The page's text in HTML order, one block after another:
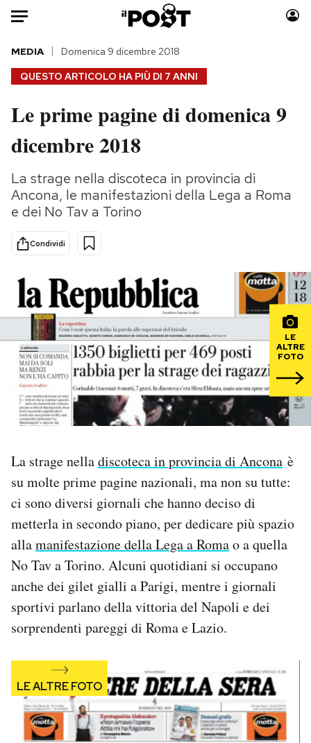
Auto
HOME
Italia
Politica
Tecnologia
Internet
Scienza
Cultura
Economia
Sport
Moda
Storie/Idee
Ok Boomer!
Mondiali calcio 2026
PODCAST
NEWSLETTER
I MIEI PREFERITI
SHOP
CALENDARIO
AREA PERSONALE
Area Personale
Newsletter
Notifiche mobile
Hai bisogno di aiuto?
Esci
QUESTO ARTICOLO HA PIÙ DI 7 ANNI
MEDIA Domenica 9 dicembre 2018
Le prime pagine di domenica 9
dicembre 2018
La strage nella discoteca in provincia di
Ancona, le manifestazioni della Lega a Roma
e dei No Tav a Torino
Condividi
LE
ALTRE
FOTO
La strage nelladiscoteca in provincia di Ancona è
su molte prime pagine nazionali, ma non su tutte:
ci sono diversi giornali che hanno deciso di
metterla in secondo piano, per dedicare più spazio
allamanifestazione della Lega a Romao a quella
No Tav a Torino. Alcuni quotidiani si occupano
anche dei gilet gialli a Parigi, mentre i giornali
sportivi parlano della vittoria del Napoli e dei
sorprendenti pareggi di Roma e Lazio.